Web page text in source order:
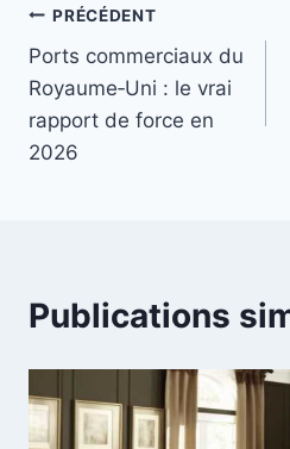
Navigation
de
l’article
PRÉCÉDENT
Ports commerciaux du
Royaume‑Uni : le vrai
rapport de force en
2026
Publications